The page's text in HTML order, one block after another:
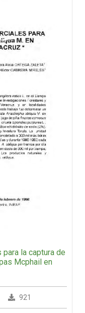
la captura de
Mcphail en
921